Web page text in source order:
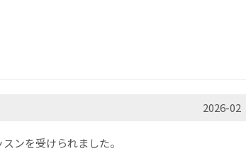
2026-02
ンを受けられました。